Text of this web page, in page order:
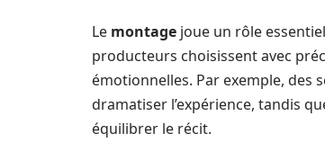
Le montage joue un rôle
producteurs choisissent avec
émotionnelles. Par exemple, des
dramatiser l’expérience, tandis
équilibrer le récit.